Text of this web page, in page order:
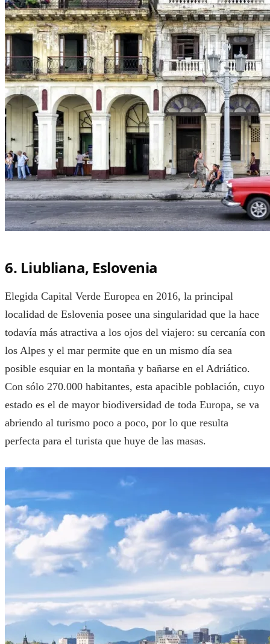
6. Liubliana, Eslovenia
Elegida Capital Verde Europea en 2016, la principal
localidad de Eslovenia posee una singularidad que la hace
todavía más atractiva a los ojos del viajero: su cercanía con
los Alpes y el mar permite que en un mismo día sea
posible esquiar en la montaña y bañarse en el Adriático.
Con sólo 270.000 habitantes, esta apacible población, cuyo
estado es el de mayor biodiversidad de toda Europa, se va
abriendo al turismo poco a poco, por lo que resulta
perfecta para el turista que huye de las masas.